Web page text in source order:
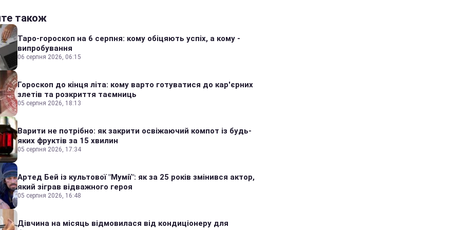
також
Таро-гороскоп на 6 серпня: кому обіцяють успіх, а кому -
випробування
06 серпня 2026, 06:15
Гороскоп до кінця літа: кому варто готуватися до кар'єрних
злетів та розкриття таємниць
05 серпня 2026, 18:13
Варити не потрібно: як закрити освіжаючий компот із будь-
яких фруктів за 15 хвилин
05 серпня 2026, 17:34
Артед Бей із культової "Мумії": як за 25 років змінився актор,
який зіграв відважного героя
05 серпня 2026, 16:48
Дівчина на місяць відмовилася від кондиціонеру для